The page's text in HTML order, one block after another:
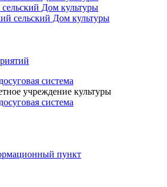
Дом культуры
сельский Дом культуры
система
учреждение культуры
система
пункт